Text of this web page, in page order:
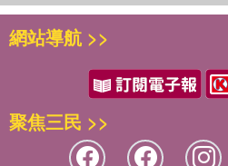
網站導航 >>
聚焦三民 >>